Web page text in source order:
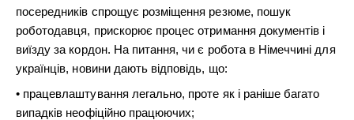
посередників спрощує розміщення резюме, пошук
роботодавця, прискорює процес отримання документів і
виїзду за кордон. На питання, чи є робота в Німеччині для
українців, новини дають відповідь, що:
працевлаштування легально, проте як і раніше багато
випадків неофіційно працюючих;